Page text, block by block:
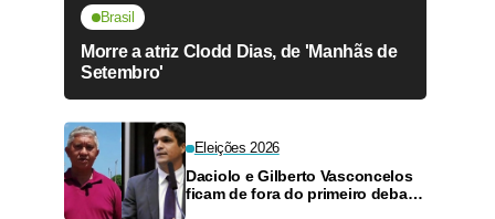
Brasil
Morre a atriz Clodd Dias, de 'Manhãs de
Setembro'
Eleições 2026
Daciolo e Gilberto Vasconcelos
ficam de fora do primeiro debate